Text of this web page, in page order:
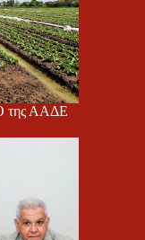
της ΑΑΔΕ